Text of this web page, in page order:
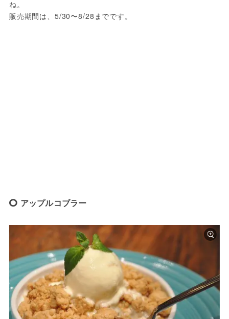
ね。
販売期間は、5/30〜8/28までです。
アップルコブラー